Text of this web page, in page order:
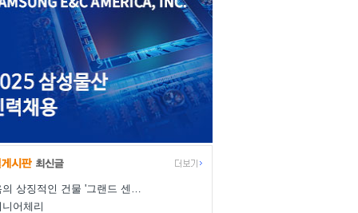
의 상징적인 건물 '그랜드 센…
어체리